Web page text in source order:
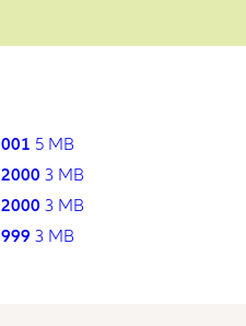
5 MB
3 MB
3 MB
3 MB